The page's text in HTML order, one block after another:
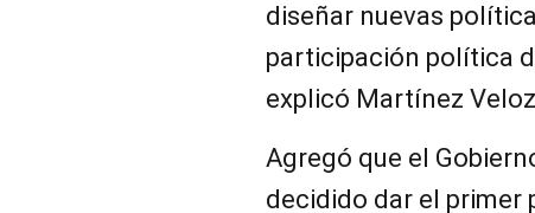
diseñar nuevas
participación política
explicó Martínez
Agregó que el
decidido dar el primer